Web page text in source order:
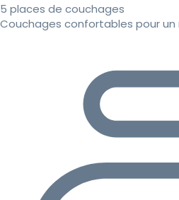
5 places de couchages
Couchages confortables pour